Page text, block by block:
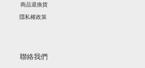
商品退換貨
隱私權政策
聯絡我們